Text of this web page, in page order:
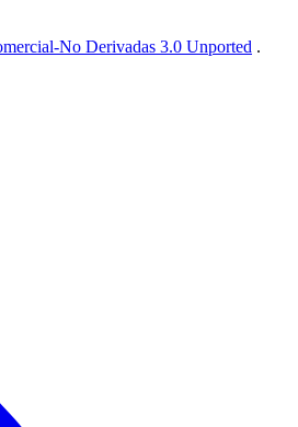
No Derivadas 3.0 Unported .